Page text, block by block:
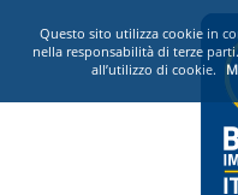
PRESENTAZIONE
OPERATORI ACCREDITATI
Questo sito utilizza cookie in
nella responsabilità di terze
all’utilizzo di cookie.